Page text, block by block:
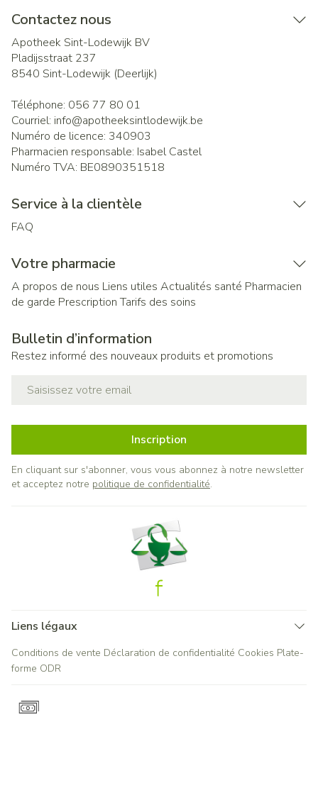
Contactez nous
Apotheek Sint-Lodewijk BV
Pladijsstraat 237
8540 Sint-Lodewijk (Deerlijk)
Téléphone: 056 77 80 01
Courriel: info@apotheeksintlodewijk.be
Numéro de licence: 340903
Pharmacien responsable: Isabel Castel
Numéro TVA: BE0890351518
Service à la clientèle
FAQ
Votre pharmacie
A propos de nous Liens utiles Actualités santé Pharmacien
de garde Prescription Tarifs des soins
Bulletin d’information
Restez informé des nouveaux produits et promotions
Inscription
En cliquant sur s'abonner, vous vous abonnez à notre newsletter
et acceptez notre politique de confidentialité.
Liens légaux
Conditions de vente Déclaration de confidentialité Cookies Plate-
forme ODR